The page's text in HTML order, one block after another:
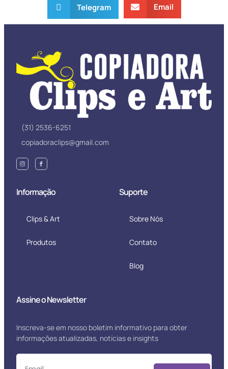
Telegram Email
(31) 2536-6251
copiadoraclips@gmail.com
Informação
Clips & Art
Produtos
Suporte
Sobre Nós
Contato
Blog
Assine o Newsletter
Inscreva-se em nosso boletim informativo para obter
informações atualizadas, notícias e insights